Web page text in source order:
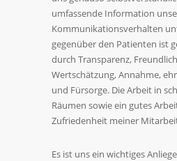
umfassende Information
Kommunikationsverhalten
gegenüber den Patienten ist
durch Transparenz,
Wertschätzung, Annahme,
und Fürsorge. Die Arbeit in
Räumen sowie ein gutes
Zufriedenheit meiner
Es ist uns ein wichtiges